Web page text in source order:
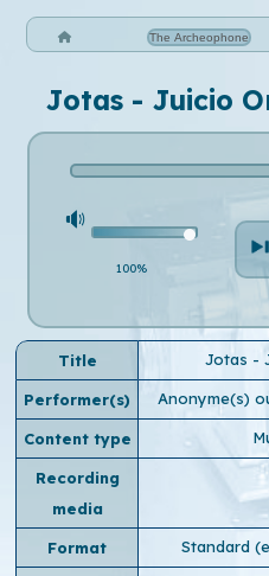
The Archeophone
Jotas - Juicio
100%
Title Jotas -
Performer(s) Anonyme(s)
Content type
Recording
media
Format Standard